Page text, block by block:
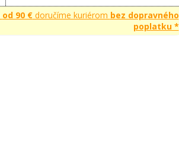
od 90 €doručíme kuriérom bez dopravného
poplatku *